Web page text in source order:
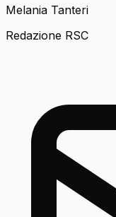
Melania Tanteri
Redazione RSC